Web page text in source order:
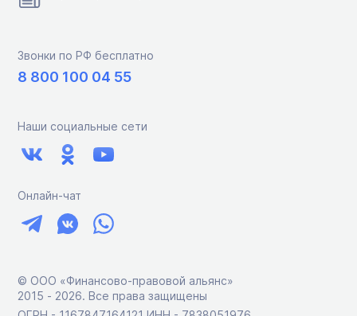
Звонки по РФ бесплатно
8 800 100 04 55
Наши социальные сети
Онлайн-чат
© ООО «Финансово-правовой альянс»
2015 ‑ 2026. Все права защищены